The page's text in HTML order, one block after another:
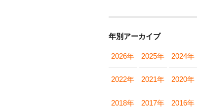
年別アーカイブ
2026年 2025年 2024年
2022年 2021年 2020年
2018年 2017年 2016年